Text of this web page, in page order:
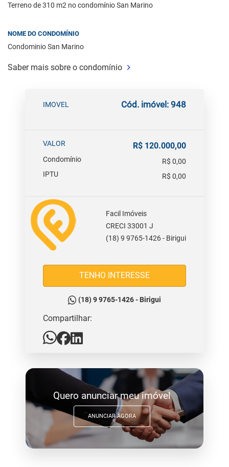
Terreno de 310 m2 no condomínio San Marino
NOME DO CONDOMÍNIO
Condominio San Marino
Saber mais sobre o condomínio
IMOVEL Cód. imóvel: 948
VALOR R$ 120.000,00
Condomínio
R$ 0,00
IPTU
R$ 0,00
Facil Imóveis
CRECI 33001 J
(18) 9 9765-1426 - Birigui
TENHO INTERESSE
(18) 9 9765-1426 - Birigui
Compartilhar:
Quero anunciar meu imóvel
ANUNCIAR AGORA